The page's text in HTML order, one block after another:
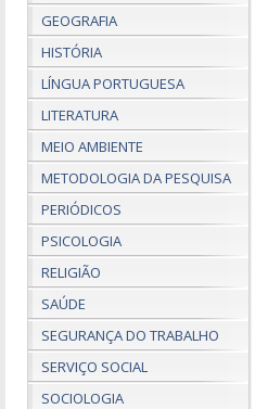
GEOGRAFIA
HISTÓRIA
LÍNGUA PORTUGUESA
LITERATURA
MEIO AMBIENTE
METODOLOGIA DA PESQUISA
PERIÓDICOS
PSICOLOGIA
RELIGIÃO
SAÚDE
SEGURANÇA DO TRABALHO
SERVIÇO SOCIAL
SOCIOLOGIA